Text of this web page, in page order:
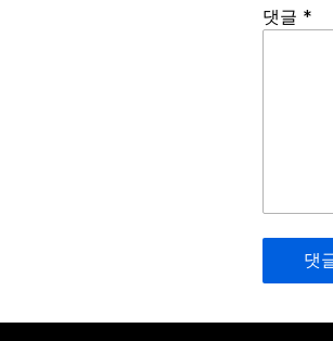
Spamming
should
leave
blank.
댓글 *